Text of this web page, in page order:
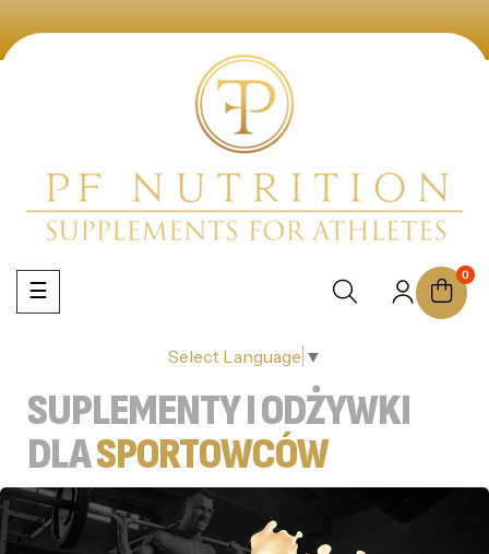
Toggle
navigation
☰
0
Select Language ▼
SUPLEMENTY I ODŻYWKI
DLASPORTOWCÓW